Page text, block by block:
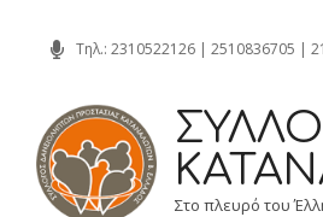
content
Τηλ.: 2310522126 | 2510836705 |
Στο πλευρό του